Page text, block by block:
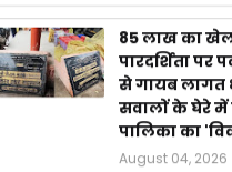
85 लाख का
पारदर्शिता पर
से गायब लागत
सवालों के घेरे
पालिका का
August 04, 2026